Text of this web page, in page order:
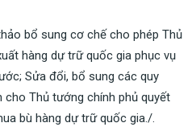
bổ sung cơ chế cho phép Thủ
hàng dự trữ quốc gia phục vụ
Sửa đổi, bổ sung các quy
cho Thủ tướng chính phủ quyết
bù hàng dự trữ quốc gia./.